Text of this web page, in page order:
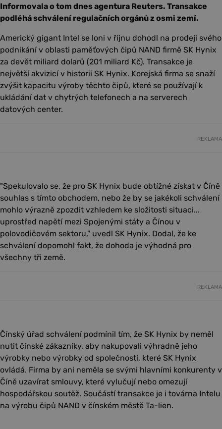
Informovala o tom dnes agentura Reuters. Transakce
podléhá schválení regulačních orgánů z osmi zemí.
Americký gigant Intel se loni v říjnu dohodl na prodeji svého
podnikání v oblasti paměťových čipů NAND firmě SK Hynix
za devět miliard dolarů (201 miliard Kč). Transakce je
největší akvizicí v historii SK Hynix. Korejská firma se snaží
zvýšit kapacitu výroby těchto čipů, které se používají k
ukládání dat v chytrých telefonech a na serverech
datových center.
REKLAMA
"Spekulovalo se, že pro SK Hynix bude obtížné získat v Číně
souhlas s tímto obchodem, nebo že by se jakékoli schválení
mohlo výrazně zpozdit vzhledem ke složitosti situaci...
uprostřed napětí mezi Spojenými státy a Čínou v
polovodičovém sektoru," uvedl SK Hynix. Dodal, že ke
schválení dopomohl fakt, že dohoda je výhodná pro
všechny tři země.
REKLAMA
Čínský úřad schválení podmínil tím, že SK Hynix by neměl
nutit čínské zákazníky, aby nakupovali výhradně jeho
výrobky nebo výrobky od společností, které SK Hynix
ovládá. Firma by ani neměla se svými hlavními konkurenty v
Číně uzavírat smlouvy, které vylučují nebo omezují
hospodářskou soutěž. Součástí transakce je i továrna Intelu
na výrobu čipů NAND v čínském městě Ta-lien.